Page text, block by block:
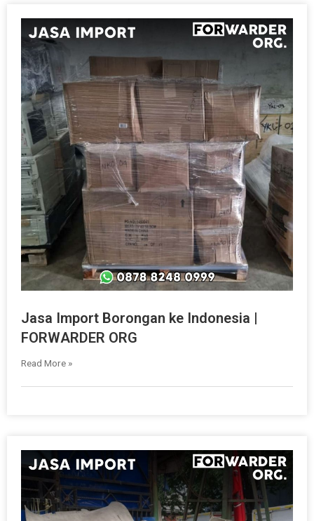
Jasa Import Borongan ke Indonesia |
FORWARDER ORG
Read More »